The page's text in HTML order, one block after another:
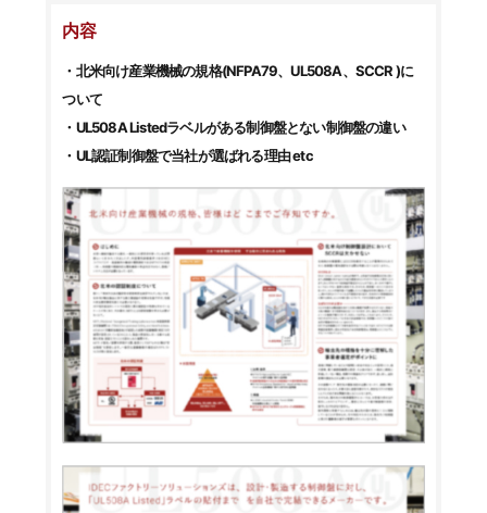
内容
・北米向け産業機械の規格(NFPA79、UL508A、SCCR )に
ついて
・UL508A Listedラベルがある制御盤とない制御盤の違い
・UL認証制御盤で当社が選ばれる理由 etc